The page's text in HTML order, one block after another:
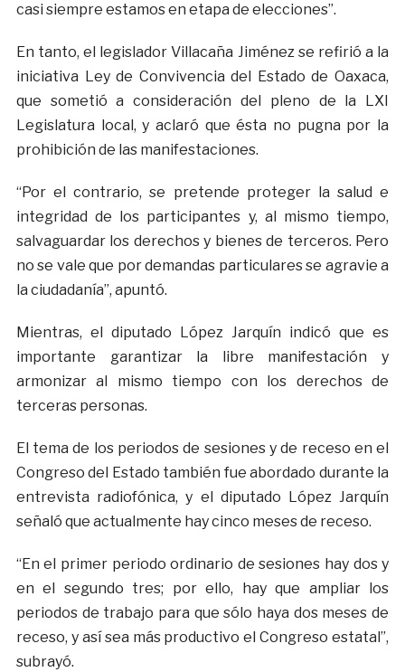
casi siempre estamos en etapa de elecciones”.
En tanto, el legislador Villacaña Jiménez se refirió a la
iniciativa Ley de Convivencia del Estado de Oaxaca,
que sometió a consideración del pleno de la LXI
Legislatura local, y aclaró que ésta no pugna por la
prohibición de las manifestaciones.
“Por el contrario, se pretende proteger la salud e
integridad de los participantes y, al mismo tiempo,
salvaguardar los derechos y bienes de terceros. Pero
no se vale que por demandas particulares se agravie a
la ciudadanía”, apuntó.
Mientras, el diputado López Jarquín indicó que es
importante garantizar la libre manifestación y
armonizar al mismo tiempo con los derechos de
terceras personas.
El tema de los periodos de sesiones y de receso en el
Congreso del Estado también fue abordado durante la
entrevista radiofónica, y el diputado López Jarquín
señaló que actualmente hay cinco meses de receso.
“En el primer periodo ordinario de sesiones hay dos y
en el segundo tres; por ello, hay que ampliar los
periodos de trabajo para que sólo haya dos meses de
receso, y así sea más productivo el Congreso estatal”,
subrayó.